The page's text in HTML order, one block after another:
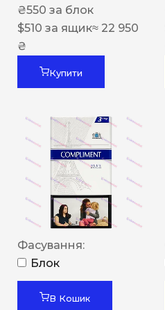
₴550 за блок
$510 за ящик≈ 22 950
₴
Купити
Фасування:
Блок
В Кошик